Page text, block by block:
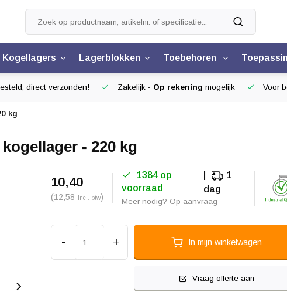
Kogellagers Lagerblokken Toebehoren
direct verzonden! Zakelijk - Op rekening mogelijk Voor
kg
- 220 kg
10,40
(12,58 Incl. btw)
1384 op
voorraad
1
dag
Meer nodig? Op aanvraag
- + In mijn winkelwagen
Vraag offerte aan